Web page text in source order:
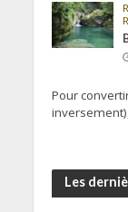
Pour
Les